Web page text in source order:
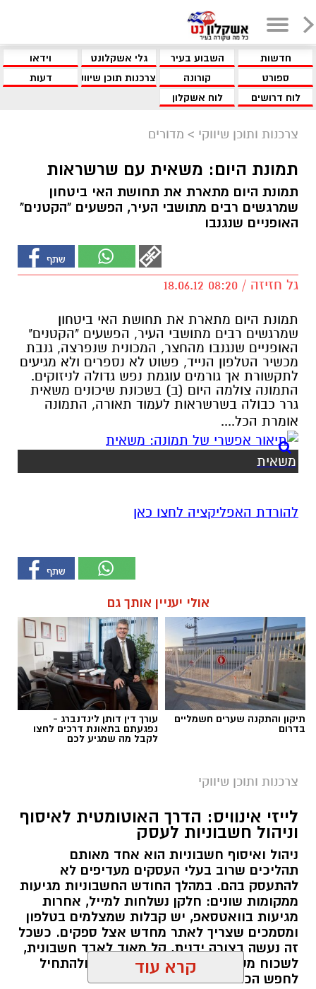
חדשות השבוע בעיר גלי אשקלונט
וידאו
ספורט
קורונה צרכנות תוכן שיווקי
דעות
לוח דרושים
לוח אשקלון
צרכנות ותוכן שיווקי > מדורים
תמונת היום: משאית עם שרשראות
תמונת היום מתארת את תחושת האי ביטחון
שמרגשים רבים מתושבי העיר, הפשעים "הקטנים"
האופניים שנגנבו
גל חזיזה / 08:20 18.06.12
תמונת היום מתארת את תחושת האי ביטחון
שמרגשים רבים מתושבי העיר, הפשעים "הקטנים"
האופניים שנגנבו מהחצר, המכונית שנפרצה, גנבת
מכשיר הטלפון הנייד, פשוט לא נספרים ולא מגיעים
לתקשורת אך גורמים עוגמת נפש גדולה לניזוקים.
התמונה צולמה היום (ב) בשכונת שיכונים משאית
גרר כבולה בשרשראות לעמוד תאורה, התמונה
אומרת הכל....
משאית
להורדת האפליקציה לחצו כאן
אולי יעניין אותך גם
תיקון והתקנה שערים חשמליים
בדרום
עורך דין דותן לינדנברג -
נפגעתם בתאונת דרכים לחצו
לקבל מה שמגיע לכם
צרכנות ותוכן שיווקי
לייזי אינוויס: הדרך האוטומטית לאיסוף
וניהול חשבוניות לעסק
ניהול ואיסוף חשבוניות הוא אחד מאותם
תהליכים שרוב בעלי העסקים מעדיפים לא
להתעסק בהם. במהלך החודש החשבוניות מגיעות
ממקומות שונים: חלקן נשלחות למייל, אחרות
מגיעות בוואטסאפ, יש קבלות שמצלמים בטלפון
ומסמכים שצריך לאתר מחדש אצל ספקים. כשכל
זה נעשה בצורה ידנית, קל מאוד לאבד חשבונית,
לשכוח מסמך או להגיע לסוף החודש ולהתחיל
לחפש הכול מחדש.
קרא עוד